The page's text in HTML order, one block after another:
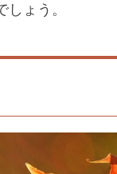
ょう。